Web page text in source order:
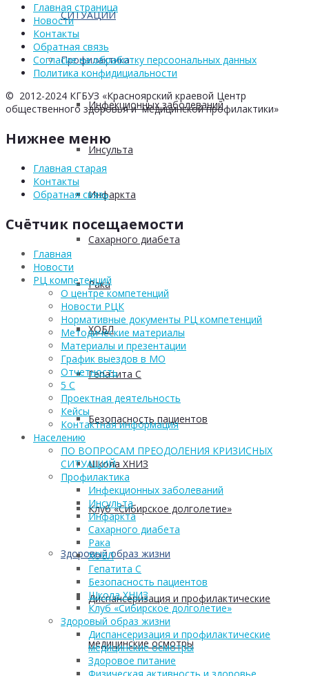
СИТУАЦИЙ
Профилактика
Инфекционных заболеваний
Инсульта
Инфаркта
Сахарного диабета
Рака
ХОБЛ
Гепатита С
Безопасность пациентов
Школа ХНИЗ
Клуб «Сибирское долголетие»
Здоровый образ жизни
Диспансеризация и профилактические
медицинские осмотры
Главная страница
Новости
Контакты
Обратная связь
Согласие на обработку персоональных данных
Политика конфидициальности
© 2012-2024 КГБУЗ «Красноярский краевой Центр
общественного здоровья и медицинской профилактики»
Нижнее меню
Главная старая
Контакты
Обратная связь
Счётчик посещаемости
Главная
Новости
РЦ компетенций
О центре компетенций
Новости РЦК
Нормативные документы РЦ компетенций
Методические материалы
Материалы и презентации
График выездов в МО
Отчетность
5 С
Проектная деятельность
Кейсы
Контактная информация
Населению
ПО ВОПРОСАМ ПРЕОДОЛЕНИЯ КРИЗИСНЫХ
СИТУАЦИЙ
Профилактика
Инфекционных заболеваний
Инсульта
Инфаркта
Сахарного диабета
Рака
ХОБЛ
Гепатита С
Безопасность пациентов
Школа ХНИЗ
Клуб «Сибирское долголетие»
Здоровый образ жизни
Диспансеризация и профилактические
медицинские осмотры
Здоровое питание